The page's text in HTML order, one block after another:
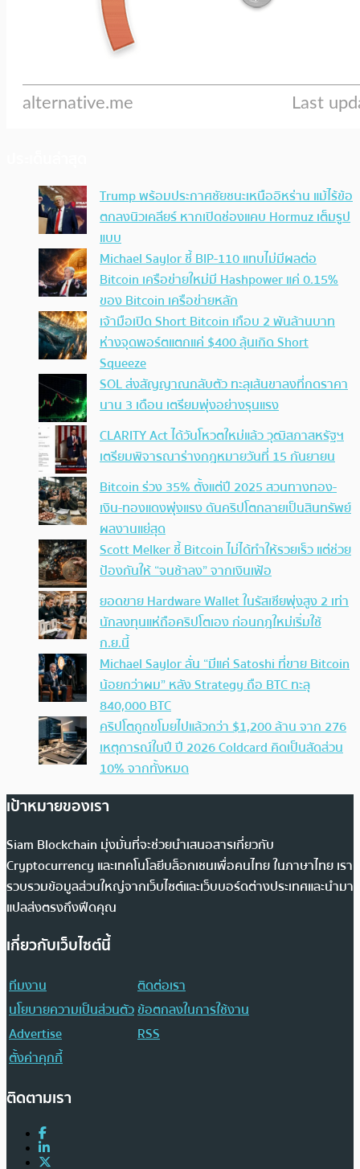
Trump พร้อมประกาศชัยชนะเหนืออิหร่าน แม้ไร้ข้อ
ตกลงนิวเคลียร์ หากเปิดช่องแคบ Hormuz เต็มรูป
แบบ
Michael Saylor ชี้ BIP-110 แทบไม่มีผลต่อ
Bitcoin เครือข่ายใหม่มี Hashpower แค่ 0.15%
ของ Bitcoin เครือข่ายหลัก
เจ้ามือเปิด Short Bitcoin เกือบ 2 พันล้านบาท
ห่างจุดพอร์ตแตกแค่ $400 ลุ้นเกิด Short
Squeeze
SOL ส่งสัญญาณกลับตัว ทะลุเส้นขาลงที่กดราคา
นาน 3 เดือน เตรียมพุ่งอย่างรุนแรง
CLARITY Act ได้วันโหวตใหม่แล้ว วุฒิสภาสหรัฐฯ
เตรียมพิจารณาร่างกฎหมายวันที่ 15 กันยายน
Bitcoin ร่วง 35% ตั้งแต่ปี 2025 สวนทางทอง-
เงิน-ทองแดงพุ่งแรง ดันคริปโตกลายเป็นสินทรัพย์
ผลงานแย่สุด
Scott Melker ชี้ Bitcoin ไม่ได้ทำให้รวยเร็ว แต่ช่วย
ป้องกันให้ “จนช้าลง” จากเงินเฟ้อ
ยอดขาย Hardware Wallet ในรัสเซียพุ่งสูง 2 เท่า
นักลงทุนแห่ถือคริปโตเอง ก่อนกฎใหม่เริ่มใช้
ก.ย.นี้
Michael Saylor ลั่น “มีแค่ Satoshi ที่ขาย Bitcoin
น้อยกว่าผม” หลัง Strategy ถือ BTC ทะลุ
840,000 BTC
คริปโตถูกขโมยไปแล้วกว่า $1,200 ล้าน จาก 276
เหตุการณ์ในปี ปี 2026 Coldcard คิดเป็นสัดส่วน
10% จากทั้งหมด
เป้าหมายของเรา
Siam Blockchain มุ่งมั่นที่จะช่วยนำเสนอสารเกี่ยวกับ
Cryptocurrency และเทคโนโลยีบล็อกเชนเพื่อคนไทย ในภาษาไทย เรา
รวบรวมข้อมูลส่วนใหญ่จากเว็บไซต์และเว็บบอร์ดต่างประเทศและนำมา
แปลส่งตรงถึงฟีดคุณ
เกี่ยวกับเว็บไซต์นี้
ทีมงาน
ติดต่อเรา
นโยบายความเป็นส่วนตัวข้อตกลงในการใช้งาน
Advertise
RSS
ตั้งค่าคุกกี้
ติดตามเรา